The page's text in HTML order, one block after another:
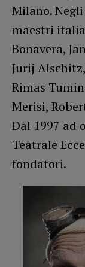
Milano.
maestri
Bonavera,
Jurij
Rimas
Merisi,
Dal 1997 ad
Teatrale
fondatori.